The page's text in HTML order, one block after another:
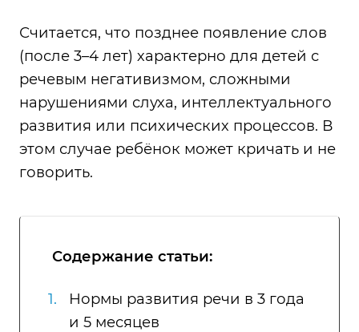
Считается, что позднее появление слов
(после 3–4 лет) характерно для детей с
речевым негативизмом, сложными
нарушениями слуха, интеллектуального
развития или психических процессов. В
этом случае ребёнок может кричать и не
говорить.
Содержание статьи:
Нормы развития речи в 3 года
и 5 месяцев